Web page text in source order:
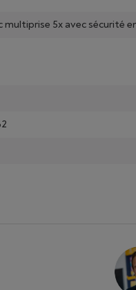
multiprise 5x avec sécurité